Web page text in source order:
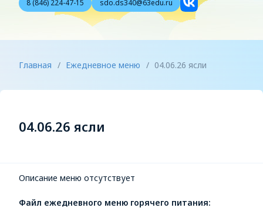
8 (846) 224-47-15
sdo.ds340@63edu.ru
Главная / Ежедневное меню / 04.06.26 ясли
04.06.26 ясли
Описание меню отсутствует
Файл ежедневного меню горячего питания: